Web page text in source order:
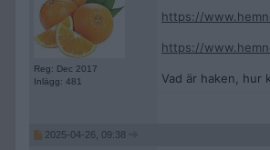
Reg: Dec 2017
Inlägg: 481
https://
https://
Vad är haken, hur
2025-04-26, 09:38